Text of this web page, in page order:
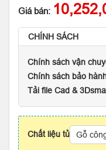
Giá bán:
CHÍNH SÁCH
Chính sách vận
Chính sách bảo
Tải file Cad &
Chất liệu tủ Gỗ